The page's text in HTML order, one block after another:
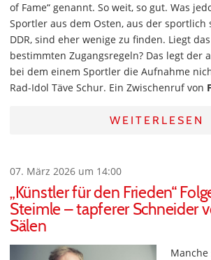
of Fame“ genannt. So weit, so gut. Was
Sportler aus dem Osten, aus der sportlich
DDR, sind eher wenige zu finden. Liegt
bestimmten Zugangsregeln? Das legt der
bei dem einem Sportler die Aufnahme
Rad-Idol Täve Schur. Ein Zwischenruf von
WEITERLESEN
07. März 2026 um 14:00
„Künstler für den Frieden“
Steimle – tapferer Schneider
Sälen